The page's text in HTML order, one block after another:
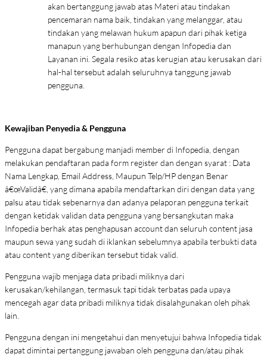
akan bertanggung jawab atas Materi atau tindakan
pencemaran nama baik, tindakan yang melanggar, atau
tindakan yang melawan hukum apapun dari pihak ketiga
manapun yang berhubungan dengan Infopedia dan
Layanan ini. Segala resiko atas kerugian atau kerusakan dari
hal-hal tersebut adalah seluruhnya tanggung jawab
pengguna.
Kewajiban Penyedia & Pengguna
Pengguna dapat bergabung manjadi member di Infopedia, dengan
melakukan pendaftaran pada form register dan dengan syarat : Data
Nama Lengkap, Email Address, Maupun Telp/HP dengan Benar
â€œValidâ€, yang dimana apabila mendaftarkan diri dengan data yang
palsu atau tidak sebenarnya dan adanya pelaporan pengguna terkait
dengan ketidak validan data pengguna yang bersangkutan maka
Infopedia berhak atas penghapusan account dan seluruh content jasa
maupun sewa yang sudah di iklankan sebelumnya apabila terbukti data
atau content yang diberikan tersebut tidak valid.
Pengguna wajib menjaga data pribadi miliknya dari
kerusakan/kehilangan, termasuk tapi tidak terbatas pada upaya
mencegah agar data pribadi miliknya tidak disalahgunakan oleh pihak
lain.
Pengguna dengan ini mengetahui dan menyetujui bahwa Infopedia tidak
dapat dimintai pertanggung jawaban oleh pengguna dan/atau pihak